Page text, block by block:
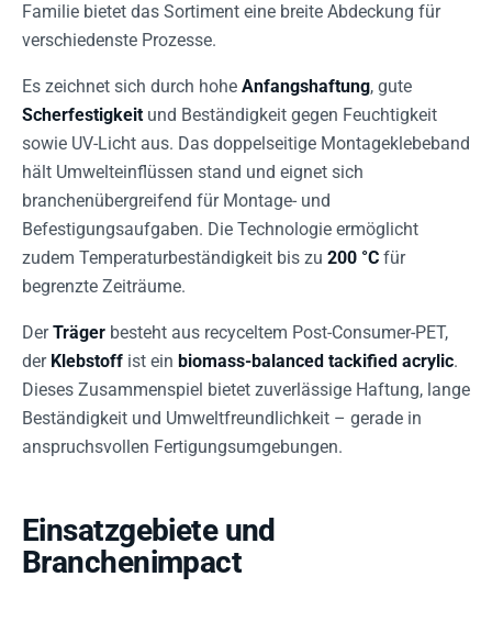
Familie bietet das Sortiment eine breite Abdeckung für
verschiedenste Prozesse.
Es zeichnet sich durch hohe Anfangshaftung, gute
Scherfestigkeit und Beständigkeit gegen Feuchtigkeit
sowie UV-Licht aus. Das doppelseitige Montageklebeband
hält Umwelteinflüssen stand und eignet sich
branchenübergreifend für Montage- und
Befestigungsaufgaben. Die Technologie ermöglicht
zudem Temperaturbeständigkeit bis zu 200 °C für
begrenzte Zeiträume.
DerTräger besteht aus recyceltem Post-Consumer-PET,
der Klebstoff ist ein biomass-balanced tackified acrylic.
Dieses Zusammenspiel bietet zuverlässige Haftung, lange
Beständigkeit und Umweltfreundlichkeit – gerade in
anspruchsvollen Fertigungsumgebungen.
Einsatzgebiete und
Branchenimpact